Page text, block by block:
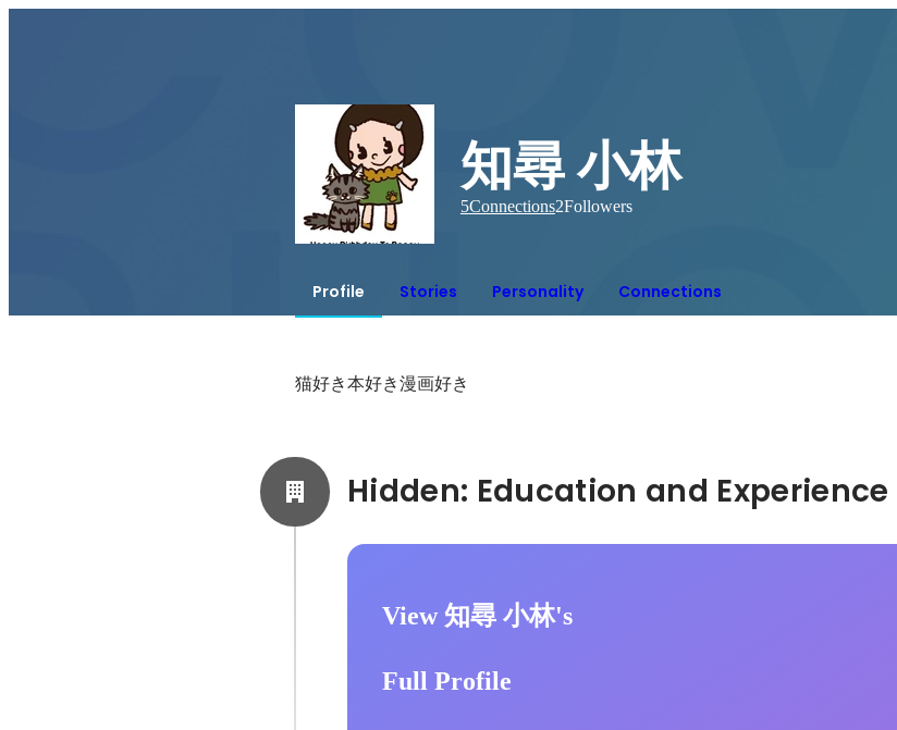
知尋 小林
5Connections2Followers
Profile Stories Personality Connections
猫好き本好き漫画好き
View 知尋 小林's
Full Profile